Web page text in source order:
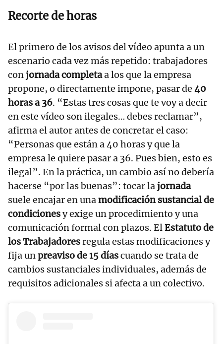
Recorte de horas
El primero de los avisos del vídeo apunta a un
escenario cada vez más repetido: trabajadores
conjornada completaa los que la empresa
propone, o directamente impone, pasar de 40
horas a 36. “Estas tres cosas que te voy a decir
en este vídeo son ilegales… debes reclamar”,
afirma el autor antes de concretar el caso:
“Personas que están a 40 horas y que la
empresa le quiere pasar a 36. Pues bien, esto es
ilegal”. En la práctica, un cambio así no debería
hacerse “por las buenas”: tocar lajornada
suele encajar en unamodificación sustancial de
condicionesy exige un procedimiento y una
comunicación formal con plazos. ElEstatuto de
los Trabajadoresregula estas modificaciones y
fija unpreaviso de 15 díascuando se trata de
cambios sustanciales individuales, además de
requisitos adicionales si afecta a un colectivo.